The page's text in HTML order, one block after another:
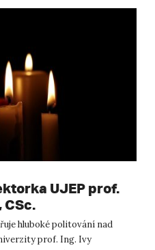
UJEP prof.
CSc.
hluboké politování nad
prof. Ing. Ivy